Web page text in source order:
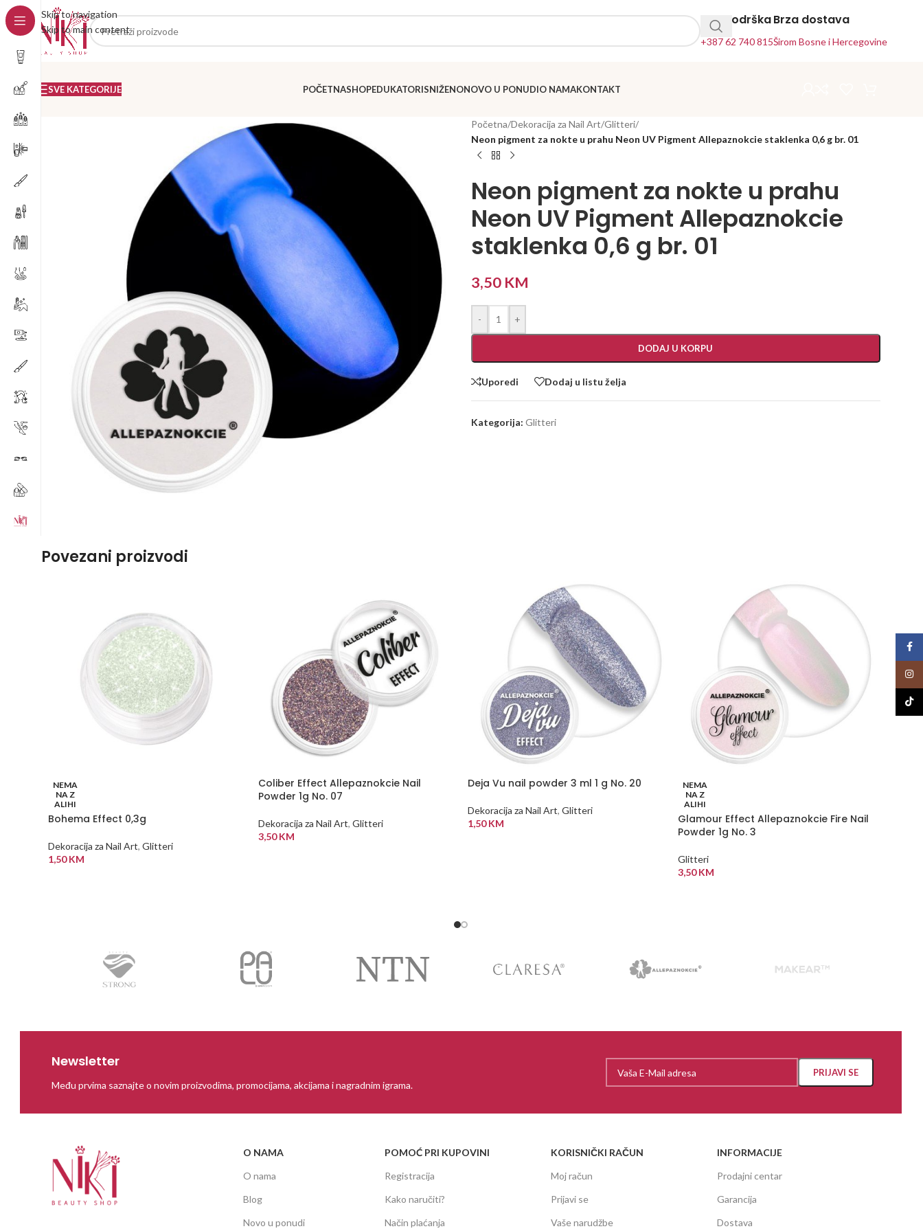
Skip to navigation
Skip to main content
24h Podrška
+387 62 740 815
Brza dostava
Širom Bosne i Hercegovine
SVE KATEGORIJE POČETNASHOPEDUKATORISNIŽENONOVO U PONUDIO NAMAKONTAKT
Početna/Dekoracija za Nail Art/Glitteri/
Neon pigment za nokte u prahu Neon UV Pigment Allepaznokcie staklenka 0,6 g br. 01
Neon pigment za nokte u prahu
Neon UV Pigment Allepaznokcie
staklenka 0,6 g br. 01
3,50 KM
- +
DODAJ U KORPU
Uporedi Dodaj u listu želja
Kategorija: Glitteri
Povezani proizvodi
NEMA
NA Z
ALIHI
Bohema Effect 0,3g
Dekoracija za Nail Art, Glitteri
1,50KM
Coliber Effect Allepaznokcie Nail
Powder 1g No. 07
Dekoracija za Nail Art, Glitteri
3,50KM
Deja Vu nail powder 3 ml 1 g No. 20
Dekoracija za Nail Art, Glitteri
1,50KM
NEMA
NA Z
ALIHI
Glamour Effect Allepaznokcie Fire Nail
Powder 1g No. 3
Glitteri
3,50KM
Newsletter
Među prvima saznajte o novim proizvodima, promocijama, akcijama i nagradnim igrama.
O NAMA
O nama
Blog
Novo u ponudi
POMOĆ PRI KUPOVINI
Registracija
Kako naručiti?
Način plaćanja
KORISNIČKI RAČUN
Moj račun
Prijavi se
Vaše narudžbe
INFORMACIJE
Prodajni centar
Garancija
Dostava